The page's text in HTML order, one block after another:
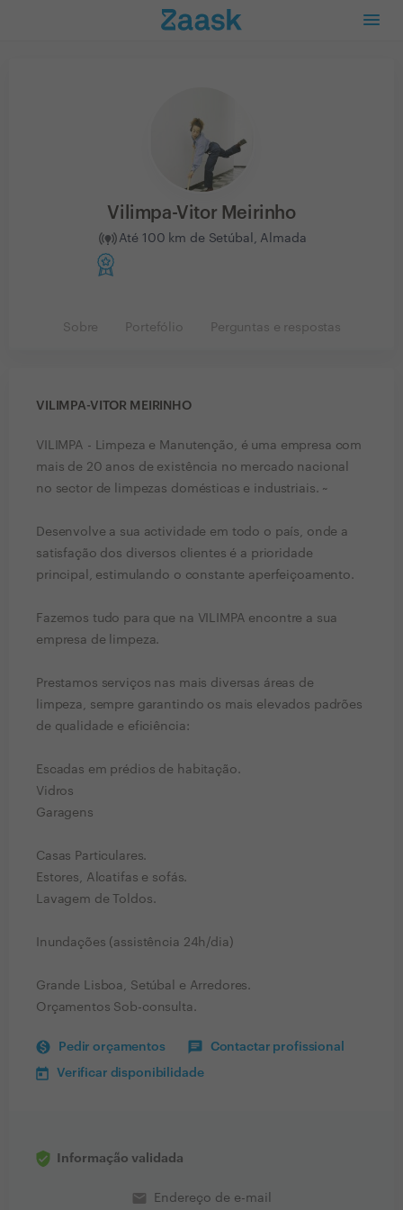
Vilimpa-Vitor Meirinho
Até 100 km de Setúbal, Almada
Sobre Portefólio Perguntas e respostas
VILIMPA-VITOR MEIRINHO
VILIMPA - Limpeza e Manutenção, é uma empresa com
mais de 20 anos de existência no mercado nacional
no sector de limpezas domésticas e industriais. ~
Desenvolve a sua actividade em todo o país, onde a
satisfação dos diversos clientes é a prioridade
principal, estimulando o constante aperfeiçoamento.
Fazemos tudo para que na VILIMPA encontre a sua
empresa de limpeza.
Prestamos serviços nas mais diversas áreas de
limpeza, sempre garantindo os mais elevados padrões
de qualidade e eficiência:
Escadas em prédios de habitação.
Vidros
Garagens
Casas Particulares.
Estores, Alcatifas e sofás.
Lavagem de Toldos.
Inundações (assistência 24h/dia)
Grande Lisboa, Setúbal e Arredores.
Orçamentos Sob-consulta.
Pedir orçamentos Contactar profissional
Verificar disponibilidade
Informação validada
email Endereço de e-mail